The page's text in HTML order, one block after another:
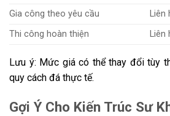
Gia công theo yêu cầu
Liên
Thi công hoàn thiện
Liên
Lưu ý: Mức giá có thể thay đổi tùy
quy cách đá thực tế.
Gợi Ý Cho Kiến Trúc Sư